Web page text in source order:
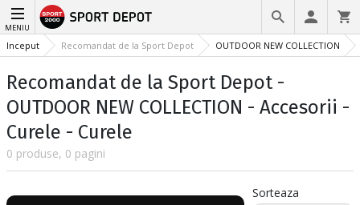
MENIU
Inceput Recomandat de la Sport Depot OUTDOOR NEW COLLECTION
Recomandat de la Sport Depot -
OUTDOOR NEW COLLECTION - Accesorii -
Curele - Curele
0 produse, 0 pagini
Sorteaza